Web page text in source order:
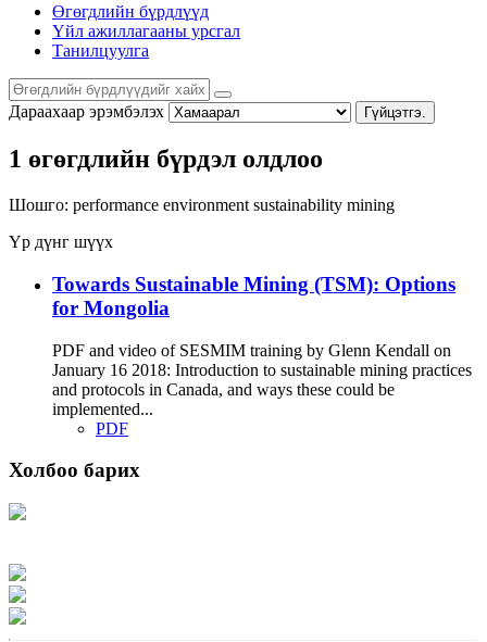
Өгөгдлийн бүрдлүүд
Үйл ажиллагааны урсгал
Танилцуулга
Дараахаар эрэмбэлэх Гүйцэтгэ.
1 өгөгдлийн бүрдэл олдлоо
Шошго: performance environment sustainability mining
Үр дүнг шүүх
Towards Sustainable Mining (TSM): Options
for Mongolia
PDF and video of SESMIM training by Glenn Kendall on
January 16 2018: Introduction to sustainable mining practices
and protocols in Canada, and ways these could be
implemented...
PDF
Холбоо барих